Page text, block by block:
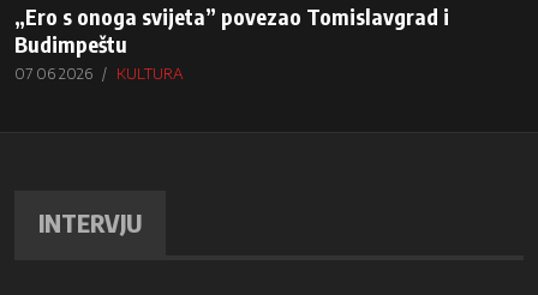
„Ero s onoga svijeta” povezao Tomislavgrad i
Budimpeštu
07 06 2026 KULTURA
INTERVJU